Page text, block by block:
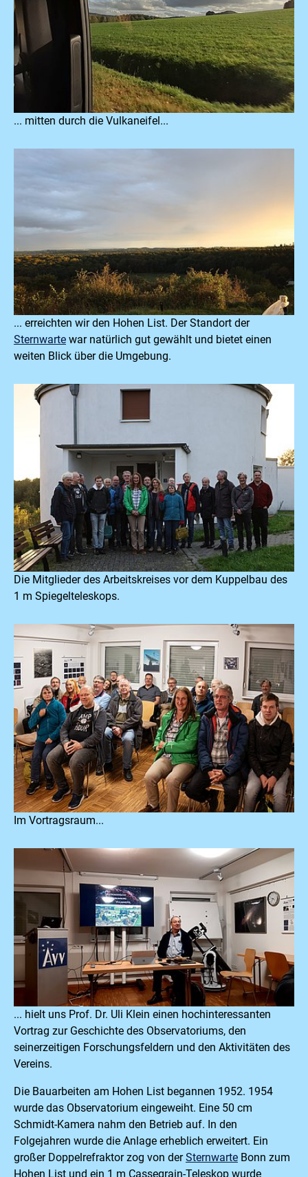
... mitten durch die Vulkaneifel...
... erreichten wir den Hohen List. Der Standort der
Sternwarte war natürlich gut gewählt und bietet einen
weiten Blick über die Umgebung.
Die Mitglieder des Arbeitskreises vor dem Kuppelbau des
1 m Spiegelteleskops.
Im Vortragsraum...
... hielt uns Prof. Dr. Uli Klein einen hochinteressanten
Vortrag zur Geschichte des Observatoriums, den
seinerzeitigen Forschungsfeldern und den Aktivitäten des
Vereins.
Die Bauarbeiten am Hohen List begannen 1952. 1954
wurde das Observatorium eingeweiht. Eine 50 cm
Schmidt-Kamera nahm den Betrieb auf. In den
Folgejahren wurde die Anlage erheblich erweitert. Ein
großer Doppelrefraktor zog von derSternwarte Bonn zum
Hohen List und ein 1 m Cassegrain-Teleskop wurde